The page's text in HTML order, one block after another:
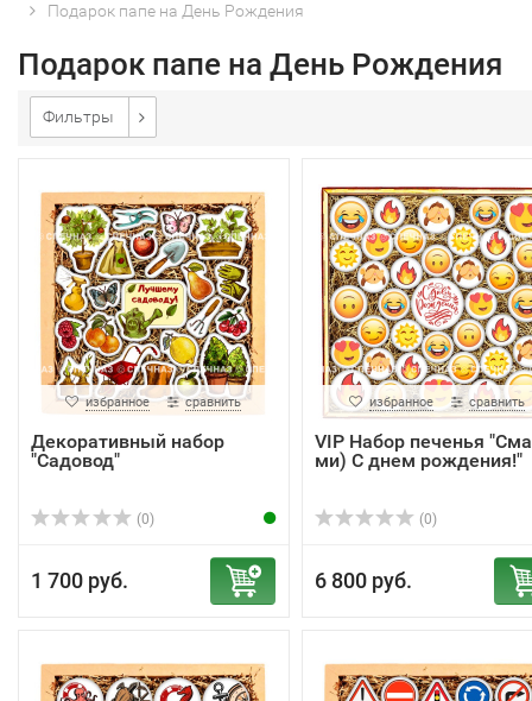
Подарок папе на День Рождения
Подарок папе на День Рождения
Фильтры
избранное сравнить
Декоративный набор
"Садовод"
(0)
1 700 руб.
избранное сравнить
VIP Набор печенья
ми) С днем рождения!"
(0)
6 800 руб.